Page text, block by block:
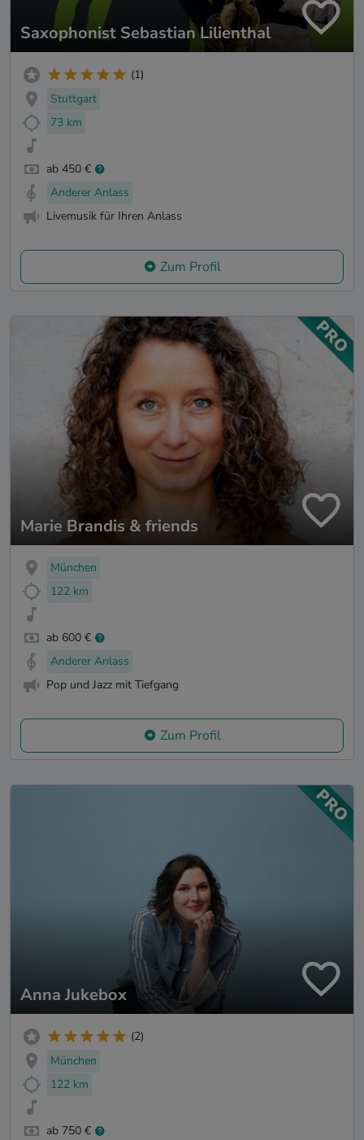
Saxophonist Sebastian Lilienthal
(1)
Stuttgart
73 km
ab 450 €
Anderer Anlass
Livemusik für Ihren Anlass
Zum Profil
Marie Brandis & friends
München
122 km
ab 600 €
Anderer Anlass
Pop und Jazz mit Tiefgang
Zum Profil
Anna Jukebox
(2)
München
122 km
ab 750 €